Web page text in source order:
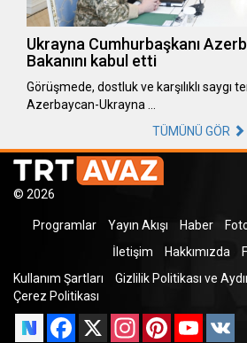
Ukrayna Cumhurbaşkanı
Bakanını kabul etti
Görüşmede, dostluk ve karşılıklı saygı
Azerbaycan-Ukrayna …
TÜMÜNÜ GÖR
© 2026
Programlar Yayın Akışı Haber
İletişim
Hakkımızda
Kullanım Şartları
Gizlilik Politikası ve
Çerez Politikası
Facebook
X InstagramPinterestYouTube